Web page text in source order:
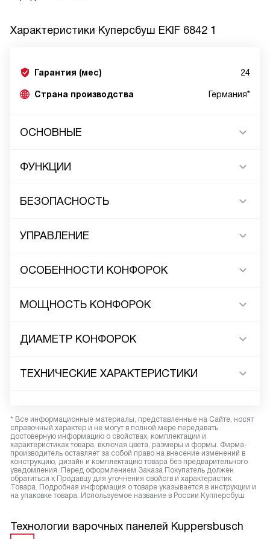
Характеристики Куперсбуш EKIF 6842 1
Гарантия (мес) 24
Страна производства Германия*
ОСНОВНЫЕ
ФУНКЦИИ
БЕЗОПАСНОСТЬ
УПРАВЛЕНИЕ
ОСОБЕННОСТИ КОНФОРОК
МОЩНОСТЬ КОНФОРОК
ДИАМЕТР КОНФОРОК
ТЕХНИЧЕСКИЕ ХАРАКТЕРИСТИКИ
* Все информационные материалы, представленные на Сайте, носят
справочный характер и не могут в полной мере передавать
достоверную информацию о свойствах, комплектации и
характеристиках товара, включая цвета, размеры и формы. Фирма-
производитель оставляет за собой право на внесение изменений в
конструкцию, дизайн и комплектацию товара без предварительного
уведомления. Перед оформлением Заказа Покупатель должен
обратиться к Продавцу для уточнения свойств и характеристик
Товара. Подробная информация о товаре указывается в инструкции и
на упаковке товара. Используемое название в России Купперсбуш
Технологии варочных панелей Kuppersbusch